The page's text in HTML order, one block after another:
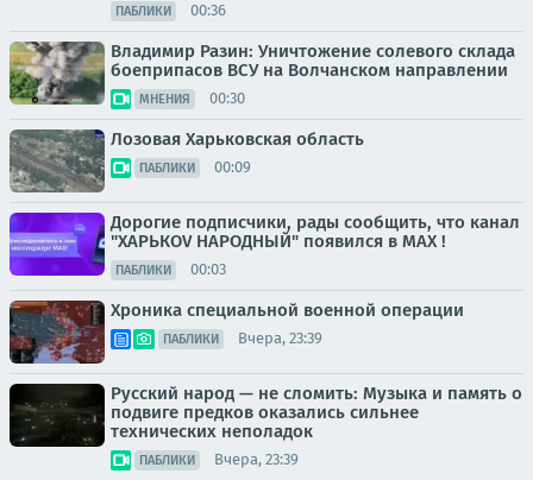
ПАБЛИКИ 00:36
Владимир Разин: Уничтожение солевого склада
боеприпасов ВСУ на Волчанском направлении
МНЕНИЯ 00:30
Лозовая Харьковская область
ПАБЛИКИ 00:09
Дорогие подписчики, рады сообщить, что канал
"ХАРЬКОV НАРОДНЫЙ" появился в MAX !
ПАБЛИКИ 00:03
Хроника специальной военной операции
ПАБЛИКИ Вчера, 23:39
Русский народ — не сломить: Музыка и память о
подвиге предков оказались сильнее
технических неполадок
ПАБЛИКИ Вчера, 23:39